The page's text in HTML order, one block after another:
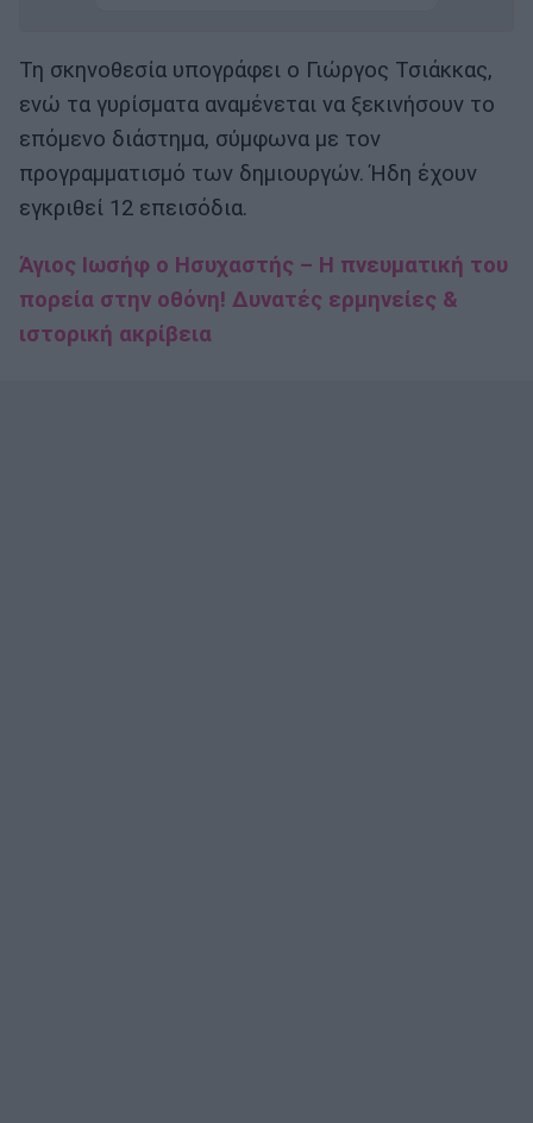
Τη σκηνοθεσία υπογράφει ο Γιώργος Τσιάκκας,
ενώ τα γυρίσματα αναμένεται να ξεκινήσουν το
επόμενο διάστημα, σύμφωνα με τον
προγραμματισμό των δημιουργών. Ήδη έχουν
εγκριθεί 12 επεισόδια.
Άγιος Ιωσήφ ο Ησυχαστής – Η πνευματική του
πορεία στην οθόνη! Δυνατές ερμηνείες &
ιστορική ακρίβεια